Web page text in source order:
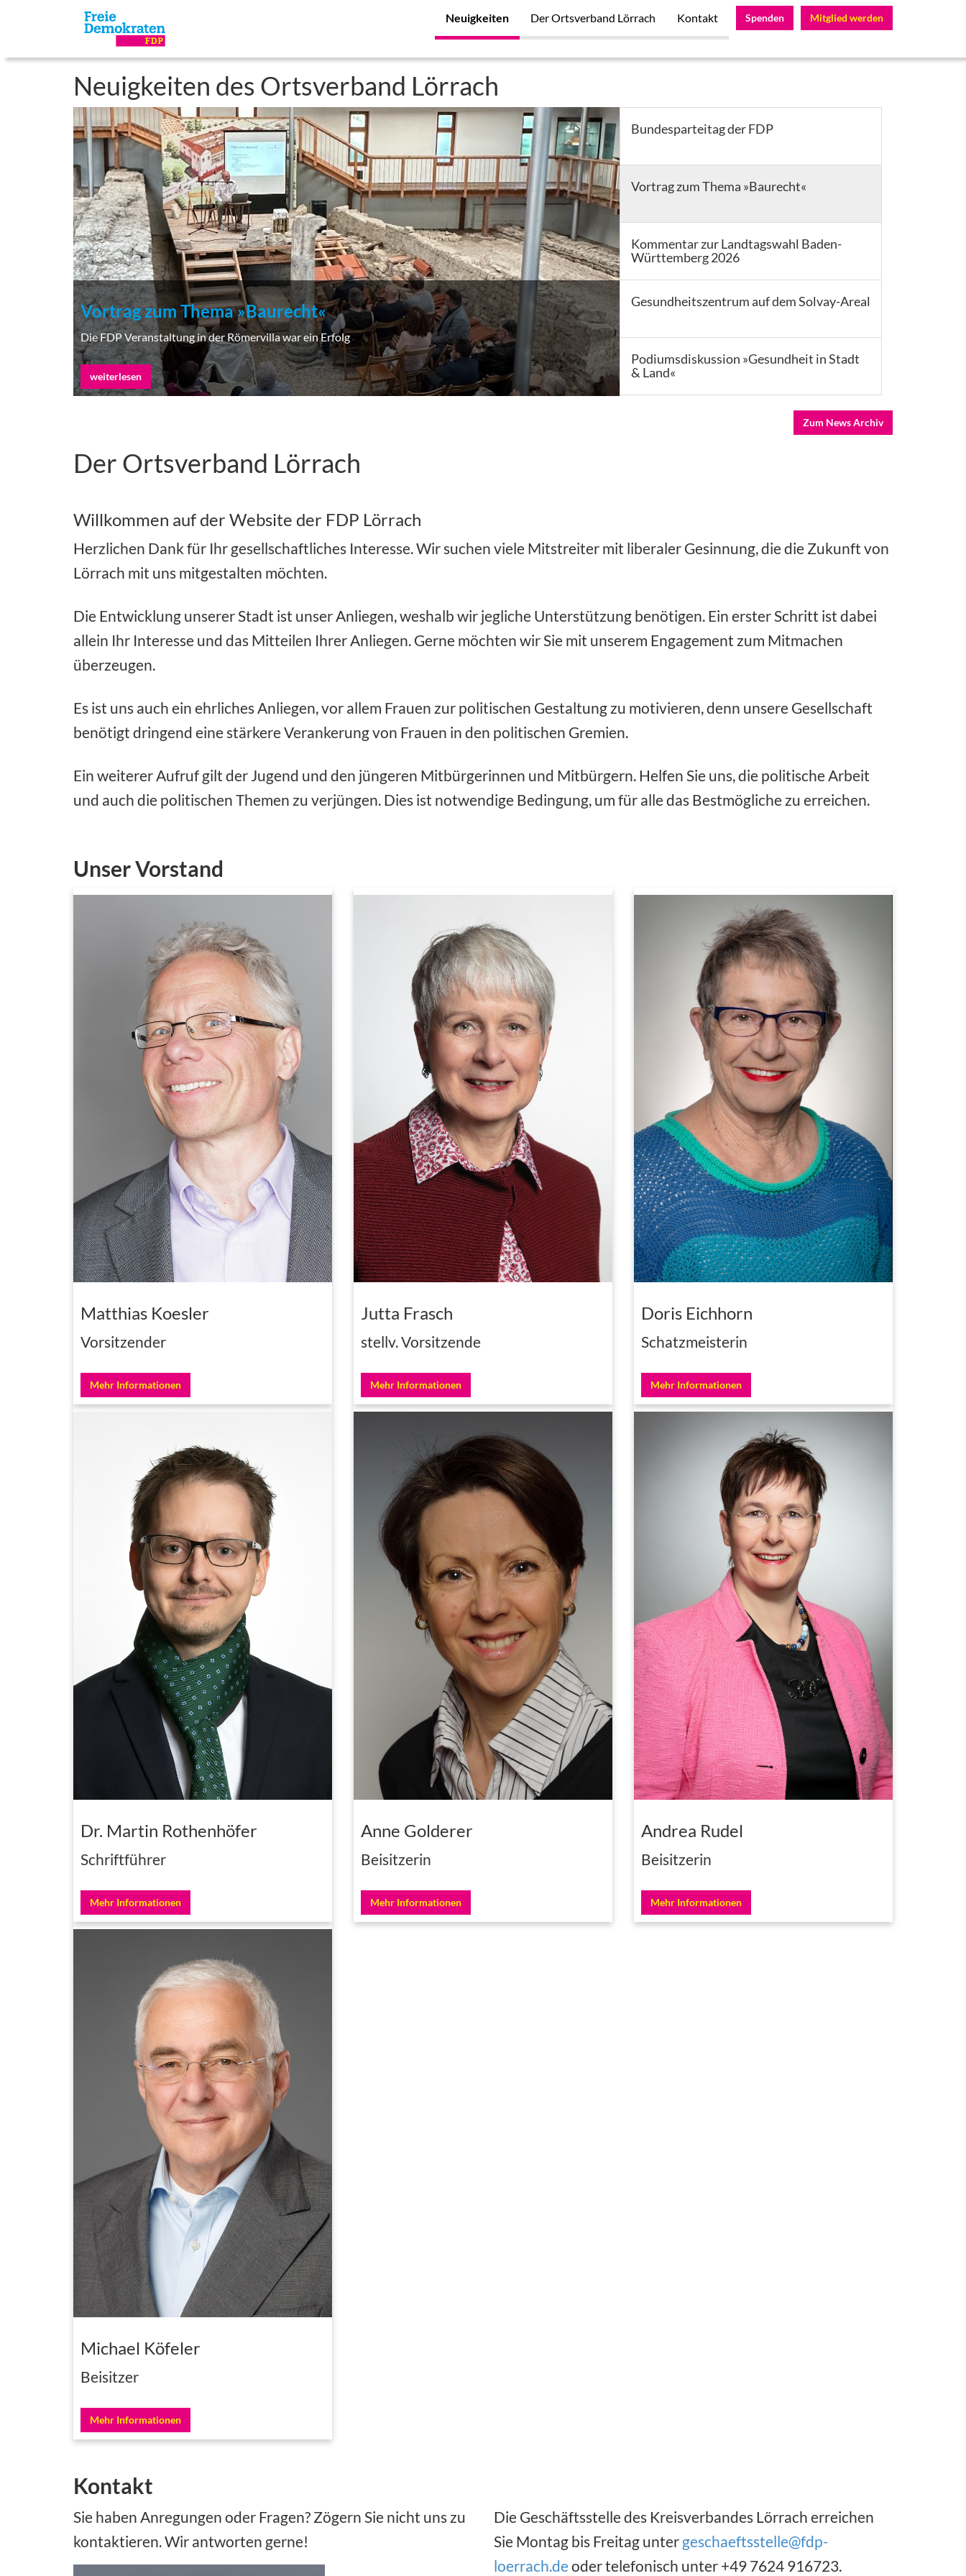
Neuigkeiten Der Ortsverband Lörrach Kontakt Mitglied werden
Spenden
Neuigkeiten des Ortsverband Lörrach
Vortrag zum Thema »Baurecht«
Die FDP Veranstaltung in der Römervilla war ein Erfolg
weiterlesen
Bundesparteitag der FDP
Vortrag zum Thema »Baurecht«
Kommentar zur Landtagswahl Baden-
Württemberg 2026
Gesundheitszentrum auf dem Solvay-Areal
Podiumsdiskussion »Gesundheit in Stadt
& Land«
Zum News Archiv
Der Ortsverband Lörrach
Willkommen auf der Website der FDP Lörrach
Herzlichen Dank für Ihr gesellschaftliches Interesse. Wir suchen viele Mitstreiter mit liberaler Gesinnung, die die Zukunft von
Lörrach mit uns mitgestalten möchten.
Die Entwicklung unserer Stadt ist unser Anliegen, weshalb wir jegliche Unterstützung benötigen. Ein erster Schritt ist dabei
allein Ihr Interesse und das Mitteilen Ihrer Anliegen. Gerne möchten wir Sie mit unserem Engagement zum Mitmachen
überzeugen.
Es ist uns auch ein ehrliches Anliegen, vor allem Frauen zur politischen Gestaltung zu motivieren, denn unsere Gesellschaft
benötigt dringend eine stärkere Verankerung von Frauen in den politischen Gremien.
Ein weiterer Aufruf gilt der Jugend und den jüngeren Mitbürgerinnen und Mitbürgern. Helfen Sie uns, die politische Arbeit
und auch die politischen Themen zu verjüngen. Dies ist notwendige Bedingung, um für alle das Bestmögliche zu erreichen.
Unser Vorstand
Matthias Koesler
Vorsitzender
Mehr Informationen
Jutta Frasch
stellv. Vorsitzende
Mehr Informationen
Doris Eichhorn
Schatzmeisterin
Mehr Informationen
Dr. Martin Rothenhöfer
Schriftführer
Mehr Informationen
Anne Golderer
Beisitzerin
Mehr Informationen
Andrea Rudel
Beisitzerin
Mehr Informationen
Michael Köfeler
Beisitzer
Mehr Informationen
Kontakt
Sie haben Anregungen oder Fragen? Zögern Sie nicht uns zu
kontaktieren. Wir antworten gerne!
Die Geschäftsstelle des Kreisverbandes Lörrach erreichen
Sie Montag bis Freitag untergeschaeftsstelle@fdp-
loerrach.deoder telefonisch unter +49 7624 916723.